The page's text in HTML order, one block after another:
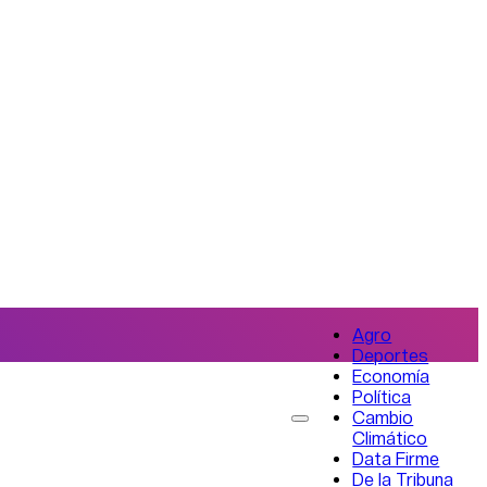
Agro
Deportes
Economía
Política
Cambio
Climático
Data Firme
De la Tribuna